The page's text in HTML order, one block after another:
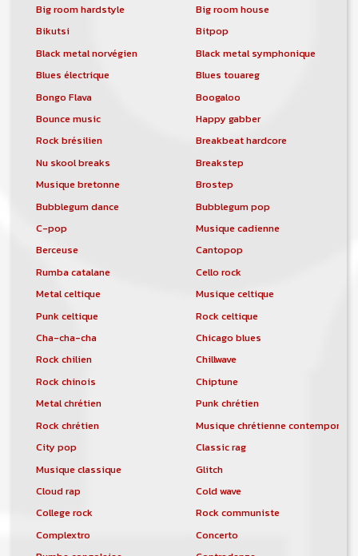
Big room hardstyle
Big room house
Bikutsi
Bitpop
Black metal norvégien
Black metal symphonique
Blues électrique
Blues touareg
Bongo Flava
Boogaloo
Bounce music
Happy gabber
Rock brésilien
Breakbeat hardcore
Nu skool breaks
Breakstep
Musique bretonne
Brostep
Bubblegum dance
Bubblegum pop
C-pop
Musique cadienne
Berceuse
Cantopop
Rumba catalane
Cello rock
Metal celtique
Musique celtique
Punk celtique
Rock celtique
Cha-cha-cha
Chicago blues
Rock chilien
Chillwave
Rock chinois
Chiptune
Metal chrétien
Punk chrétien
Rock chrétien
Musique chrétienne
City pop
Classic rag
Musique classique
Glitch
Cloud rap
Cold wave
College rock
Rock communiste
Complextro
Concerto